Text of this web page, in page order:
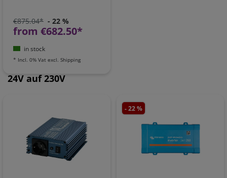
€875.04* - 22 %
from €682.50*
in stock
* Incl. 0% Vat excl. Shipping
24V auf 230V
- 22 %